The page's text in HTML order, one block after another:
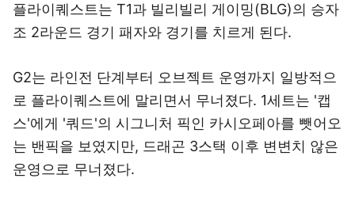
플라이퀘스트는 T1과 빌리빌리 게이밍(BLG)의 승자
조 2라운드 경기 패자와 경기를 치르게 된다.
G2는 라인전 단계부터 오브젝트 운영까지 일방적으
로 플라이퀘스트에 말리면서 무너졌다. 1세트는 '캡
스'에게 '쿼드'의 시그니처 픽인 카시오페아를 뺏어오
는 밴픽을 보였지만, 드래곤 3스택 이후 변변치 않은
운영으로 무너졌다.